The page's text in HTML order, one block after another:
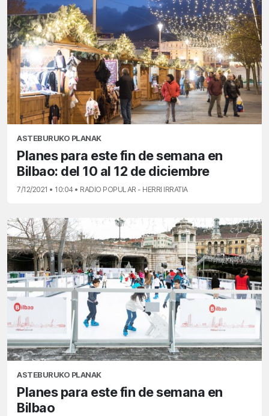
ASTEBURUKO PLANAK
Planes para este fin de semana en
Bilbao: del 10 al 12 de diciembre
7/12/2021 • 10:04 • RADIO POPULAR - HERRI IRRATIA
ASTEBURUKO PLANAK
Planes para este fin de semana en
Bilbao